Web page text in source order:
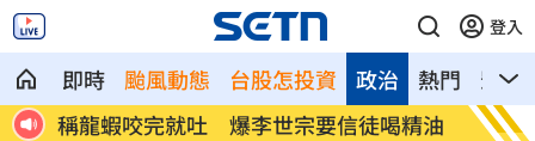
登入
即時 颱風動態 台股怎投資 熱門 影音
政治
稱龍蝦咬完就吐 爆李世宗要信徒喝精油
樂天